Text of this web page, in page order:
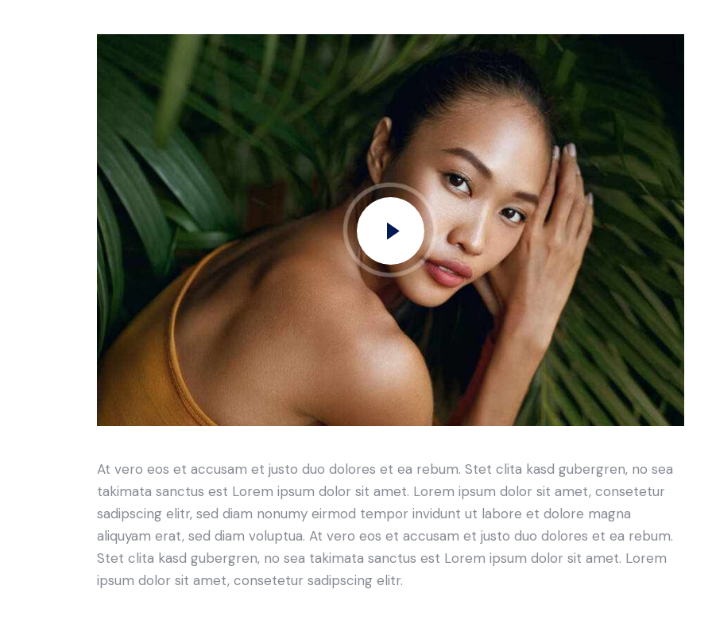
At vero eos et accusam et justo duo dolores et ea rebum. Stet clita kasd gubergren, no sea
takimata sanctus est Lorem ipsum dolor sit amet. Lorem ipsum dolor sit amet, consetetur
sadipscing elitr, sed diam nonumy eirmod tempor invidunt ut labore et dolore magna
aliquyam erat, sed diam voluptua. At vero eos et accusam et justo duo dolores et ea rebum.
Stet clita kasd gubergren, no sea takimata sanctus est Lorem ipsum dolor sit amet. Lorem
ipsum dolor sit amet, consetetur sadipscing elitr.